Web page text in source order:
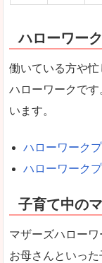
ハローワー
働いている方や
ハローワークで
います。
ハローワーク
ハローワーク
子育て中の
マザーズハロー
お母さんといった